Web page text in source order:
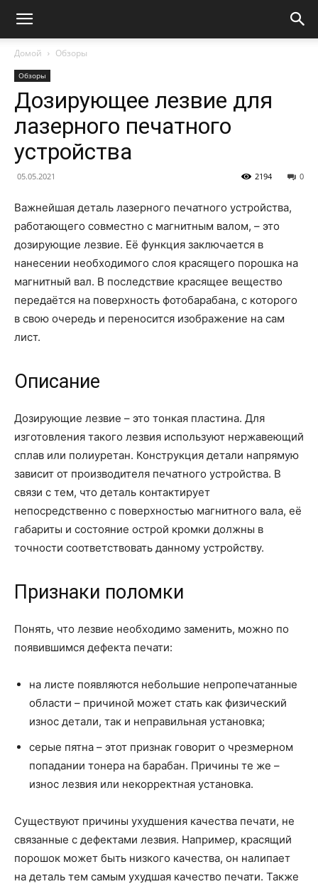
Домой Обзоры
Обзоры
Дозирующее лезвие для
лазерного печатного
устройства
05.05.2021 0
2194
Важнейшая деталь лазерного печатного устройства,
работающего совместно с магнитным валом, – это
дозирующие лезвие. Её функция заключается в
нанесении необходимого слоя красящего порошка на
магнитный вал. В последствие красящее вещество
передаётся на поверхность фотобарабана, с которого
в свою очередь и переносится изображение на сам
лист.
Описание
Дозирующие лезвие – это тонкая пластина. Для
изготовления такого лезвия используют нержавеющий
сплав или полиуретан. Конструкция детали напрямую
зависит от производителя печатного устройства. В
связи с тем, что деталь контактирует
непосредственно с поверхностью магнитного вала, её
габариты и состояние острой кромки должны в
точности соответствовать данному устройству.
Признаки поломки
Понять, что лезвие необходимо заменить, можно по
появившимся дефекта печати:
на листе появляются небольшие непропечатанные
области – причиной может стать как физический
износ детали, так и неправильная установка;
серые пятна – этот признак говорит о чрезмерном
попадании тонера на барабан. Причины те же –
износ лезвия или некорректная установка.
Существуют причины ухудшения качества печати, не
связанные с дефектами лезвия. Например, красящий
порошок может быть низкого качества, он налипает
на деталь тем самым ухудшая качество печати. Также